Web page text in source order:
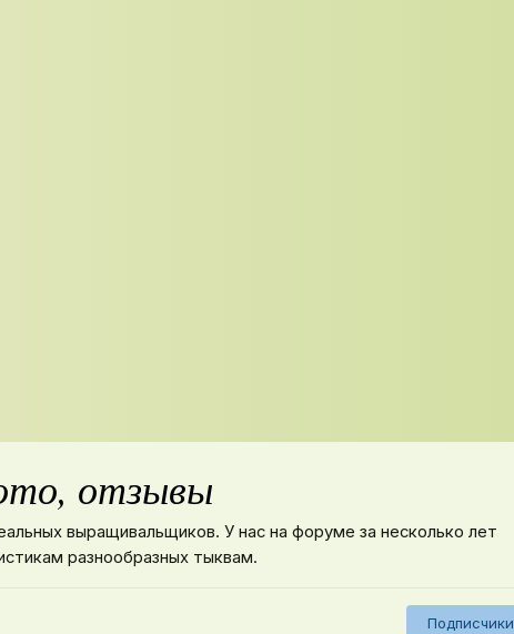
отзывы
выращивальщиков. У нас на форуме за несколько лет
разнообразных тыквам.
Подписчики